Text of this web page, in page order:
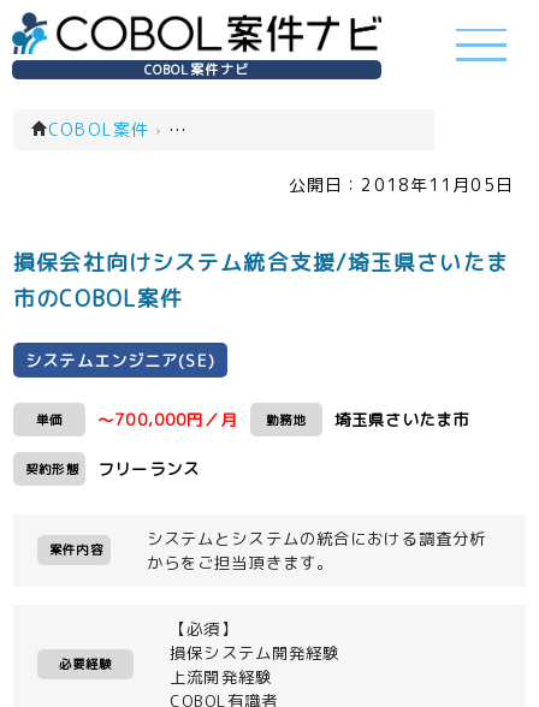
COBOL案件ナビ
COBOL案件 › システムエンジニア(SE)(一覧)
公開日： 2018年11月05日
損保会社向けシステム統合支援/埼玉県さいたま
市のCOBOL案件
システムエンジニア(SE)
単価 ～700,000円／月 勤務地 埼玉県さいたま市
契約形態 フリーランス
案件内容
システムとシステムの統合における調査分析
からをご担当頂きます。
必要経験
【必須】
損保システム開発経験
上流開発経験
COBOL有識者